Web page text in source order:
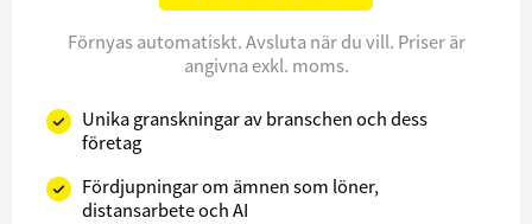
Förnyas automatiskt. Avsluta när du vill. Priser är
angivna exkl. moms.
Unika granskningar av branschen och dess
företag
Fördjupningar om ämnen som löner,
distansarbete och AI